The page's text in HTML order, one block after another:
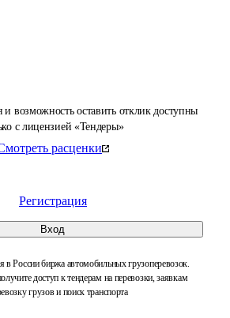
возможность оставить отклик доступны
с лицензией «Тендеры»
расценки
Регистрация
Вход
России биржа автомобильных грузоперевозок.
доступ к тендерам на перевозки, заявкам
грузов и поиск транспорта